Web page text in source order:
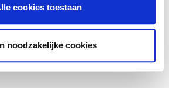
cookies toestaan
noodzakelijke cookies
(CPI) reeks CPI-Alle
gepubliceerd door het Centraal